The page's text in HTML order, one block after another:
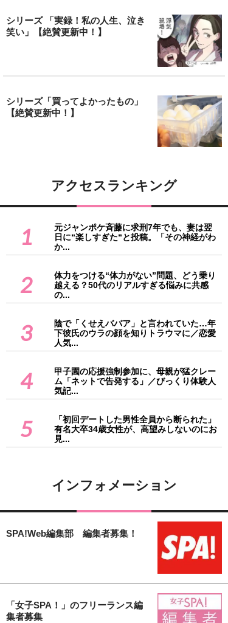
シリーズ 「実録！私の人生、泣き
笑い」【絶賛更新中！】
シリーズ「買ってよかったもの」
【絶賛更新中！】
アクセスランキング
1
元ジャンポケ斉藤に求刑7年でも、妻は翌
日に“楽しすぎた“と投稿。「その神経がわ
か...
2
体力をつける“体力がない”問題、どう乗り
越える？50代のリアルすぎる悩みに共感
の...
3
陰で「くせえババア」と言われていた…年
下彼氏のウラの顔を知りトラウマに／恋愛
人気...
4
甲子園の応援強制参加に、母親が猛クレー
ム「ネットで告発する」／びっくり体験人
気記...
5
「初回デートした男性全員から断られた」
有名大卒34歳女性が、高望みしないのにお
見...
インフォメーション
SPA!Web編集部 編集者募集！
「女子SPA！」のフリーランス編
集者募集